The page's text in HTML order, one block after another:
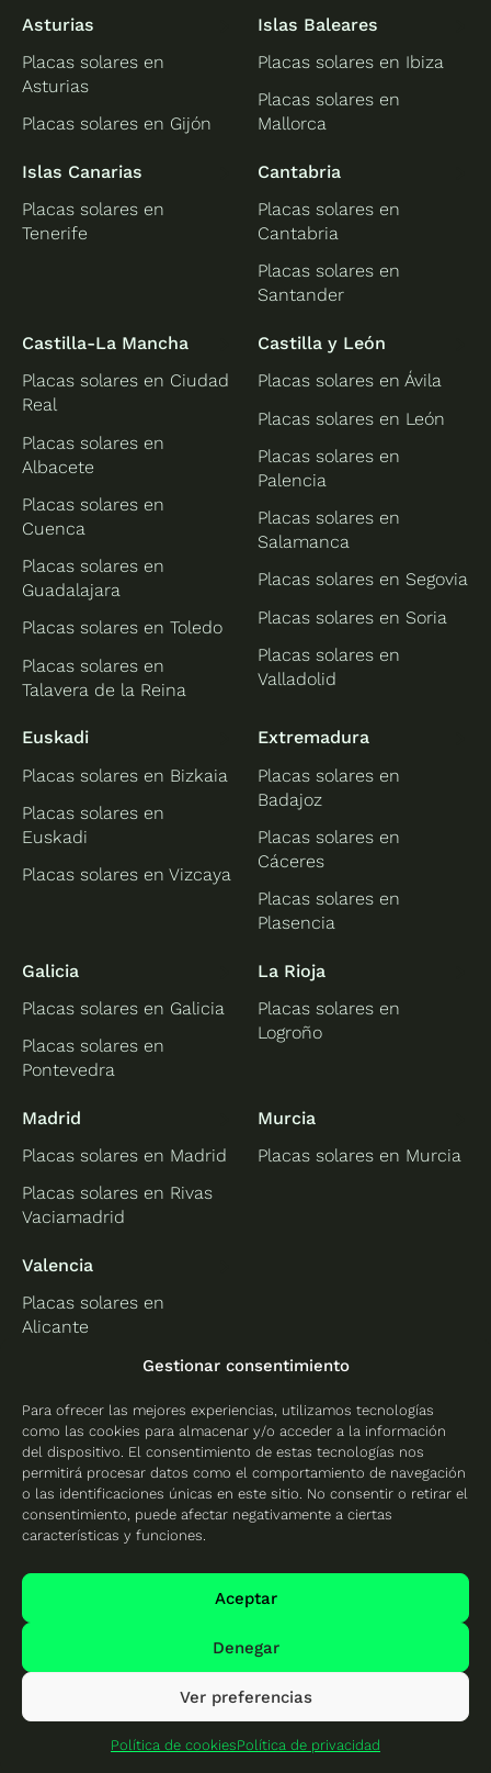
Gestionar consentimiento
Para ofrecer las mejores experiencias, utilizamos tecnologías
como las cookies para almacenar y/o acceder a la información
del dispositivo. El consentimiento de estas tecnologías nos
permitirá procesar datos como el comportamiento de navegación
o las identificaciones únicas en este sitio. No consentir o retirar el
consentimiento, puede afectar negativamente a ciertas
características y funciones.
Aceptar
Denegar
Ver preferencias
Política de cookiesPolítica de privacidad
Asturias
Placas solares en
Asturias
Placas solares en Gijón
Islas Baleares
Placas solares en Ibiza
Placas solares en
Mallorca
Islas Canarias
Placas solares en
Tenerife
Cantabria
Placas solares en
Cantabria
Placas solares en
Santander
Castilla-La Mancha
Placas solares en Ciudad
Real
Placas solares en
Albacete
Placas solares en
Cuenca
Placas solares en
Guadalajara
Placas solares en Toledo
Placas solares en
Talavera de la Reina
Castilla y León
Placas solares en Ávila
Placas solares en León
Placas solares en
Palencia
Placas solares en
Salamanca
Placas solares en Segovia
Placas solares en Soria
Placas solares en
Valladolid
Euskadi
Placas solares en Bizkaia
Placas solares en
Euskadi
Placas solares en Vizcaya
Extremadura
Placas solares en
Badajoz
Placas solares en
Cáceres
Placas solares en
Plasencia
Galicia
Placas solares en Galicia
Placas solares en
Pontevedra
La Rioja
Placas solares en
Logroño
Madrid
Placas solares en Madrid
Placas solares en Rivas
Vaciamadrid
Murcia
Placas solares en Murcia
Valencia
Placas solares en
Alicante
Placas solares en
Placas solares en
Valencia
Protección de datos
Política de cookies
Mapa del sitio
© 2026 Cambio Energético - Todos los derechos
reservados